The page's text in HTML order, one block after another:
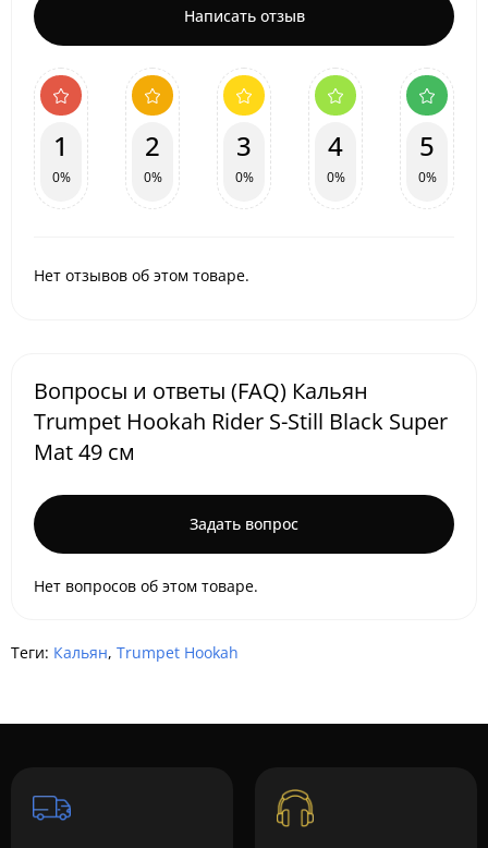
Написать отзыв
1
0%
2
0%
3
0%
4
0%
5
0%
Нет отзывов об этом товаре.
Вопросы и ответы (FAQ) Кальян
Trumpet Hookah Rider S-Still Black Super
Mat 49 см
Задать вопрос
Нет вопросов об этом товаре.
Теги: Кальян, Trumpet Hookah